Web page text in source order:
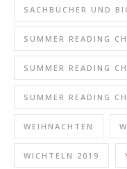
SACHBÜCHER UND
SUMMER READING
SUMMER READING
SUMMER READING
WEIHNACHTEN
WICHTELN 2019